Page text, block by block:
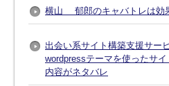
横山 郁郎のキャバトレは効
出会い系サイト構築支援サー
wordpressテーマを使ったサ
内容がネタバレ